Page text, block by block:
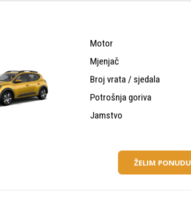
Motor
Mjenjač
Broj vrata / sjedala
Potrošnja goriva
Jamstvo
ŽELIM PONUDU